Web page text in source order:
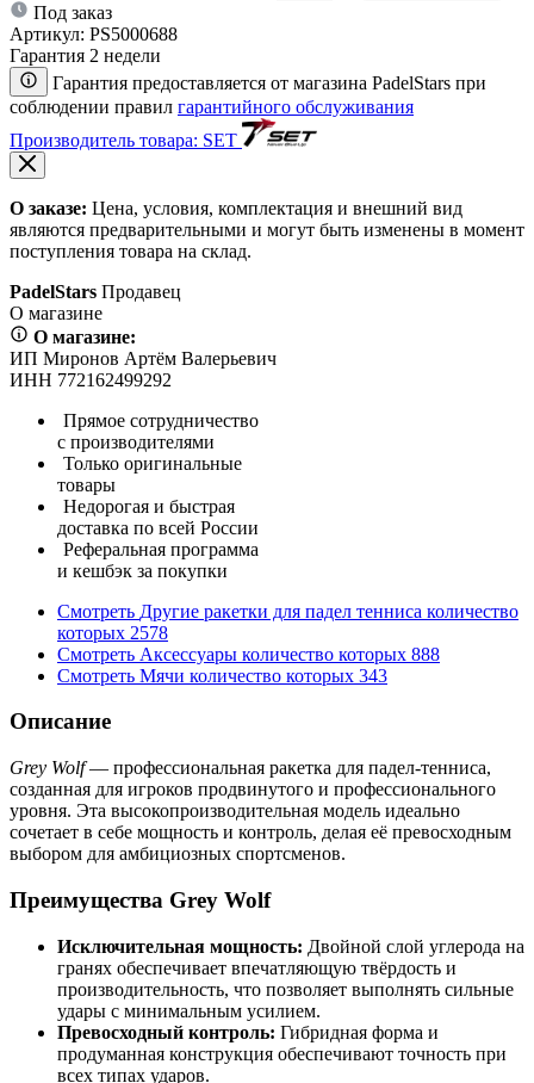
Под заказ
Артикул: PS5000688
Гарантия 2 недели
Гарантия предоставляется от магазина PadelStars при
соблюдении правил гарантийного обслуживания
Производитель товара: SET
О заказе: Цена, условия, комплектация и внешний вид
являются предварительными и могут быть изменены в момент
поступления товара на склад.
PadelStars Продавец
О магазине
О магазине:
ИП Миронов Артём Валерьевич
ИНН 772162499292
Прямое сотрудничество
с производителями
Только оригинальные
товары
Недорогая и быстрая
доставка по всей России
Реферальная программа
и кешбэк за покупки
Смотреть Другие ракетки для падел тенниса количество
которых 2578
Смотреть Аксессуары количество которых 888
Смотреть Мячи количество которых 343
Описание
Grey Wolf— профессиональная ракетка для падел-тенниса,
созданная для игроков продвинутого и профессионального
уровня. Эта высокопроизводительная модель идеально
сочетает в себе мощность и контроль, делая её превосходным
выбором для амбициозных спортсменов.
Преимущества Grey Wolf
Исключительная мощность: Двойной слой углерода на
гранях обеспечивает впечатляющую твёрдость и
производительность, что позволяет выполнять сильные
удары с минимальным усилием.
Превосходный контроль: Гибридная форма и
продуманная конструкция обеспечивают точность при
всех типах ударов.